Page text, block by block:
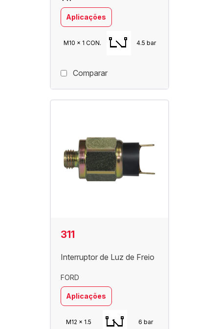
Aplicações
M10 x 1 CON. 4.5 bar
Comparar
311
Interruptor de Luz de Freio
FORD
Aplicações
M12 x 1.5 6 bar